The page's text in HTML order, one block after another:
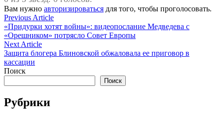
Вам нужно авторизироваться для того, чтобы проголосовать.
Навигация
по
записям
Previous ArticlePrevious
article:
«Придурки хотят войны»: видеопослание Медведева с
«Орешником» потрясло Совет Европы
Next ArticleNext
article:
Защита блогера Блиновской обжаловала ее приговор в
кассации
Поиск
Поиск
Рубрики